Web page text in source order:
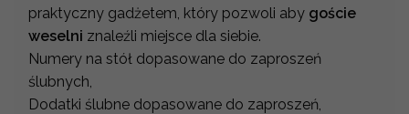
praktyczny gadżetem, który pozwoli aby goście
weselni znaleźli miejsce dla siebie.
Numery na stół dopasowane do zaproszeń
ślubnych,
Dodatki ślubne dopasowane do zaproszeń,